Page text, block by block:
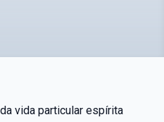
vida particular espírita